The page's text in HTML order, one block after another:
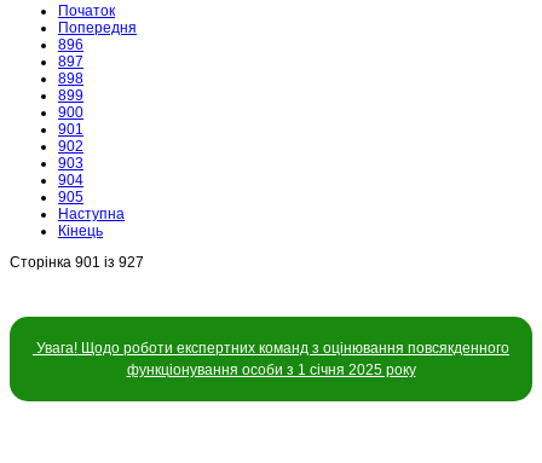
Початок
Попередня
896
897
898
899
900
901
902
903
904
905
Наступна
Кінець
Сторінка 901 із 927
Увага! Щодо роботи експертних команд з оцінювання повсякденного
функціонування особи з 1 січня 2025 року